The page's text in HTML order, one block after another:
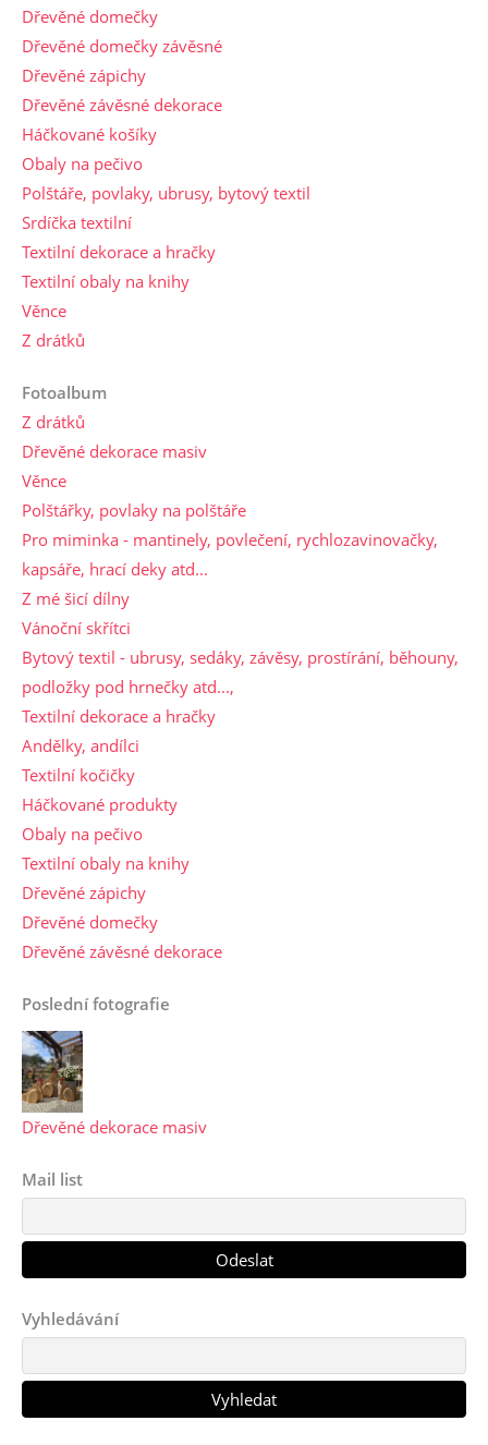
Dřevěné domečky
Dřevěné domečky závěsné
Dřevěné zápichy
Dřevěné závěsné dekorace
Háčkované košíky
Obaly na pečivo
Polštáře, povlaky, ubrusy, bytový textil
Srdíčka textilní
Textilní dekorace a hračky
Textilní obaly na knihy
Věnce
Z drátků
Fotoalbum
Z drátků
Dřevěné dekorace masiv
Věnce
Polštářky, povlaky na polštáře
Pro miminka - mantinely, povlečení, rychlozavinovačky,
kapsáře, hrací deky atd...
Z mé šicí dílny
Vánoční skřítci
Bytový textil - ubrusy, sedáky, závěsy, prostírání, běhouny,
podložky pod hrnečky atd...,
Textilní dekorace a hračky
Andělky, andílci
Textilní kočičky
Háčkované produkty
Obaly na pečivo
Textilní obaly na knihy
Dřevěné zápichy
Dřevěné domečky
Dřevěné závěsné dekorace
Poslední fotografie
Dřevěné dekorace masiv
Mail list
Vyhledávání